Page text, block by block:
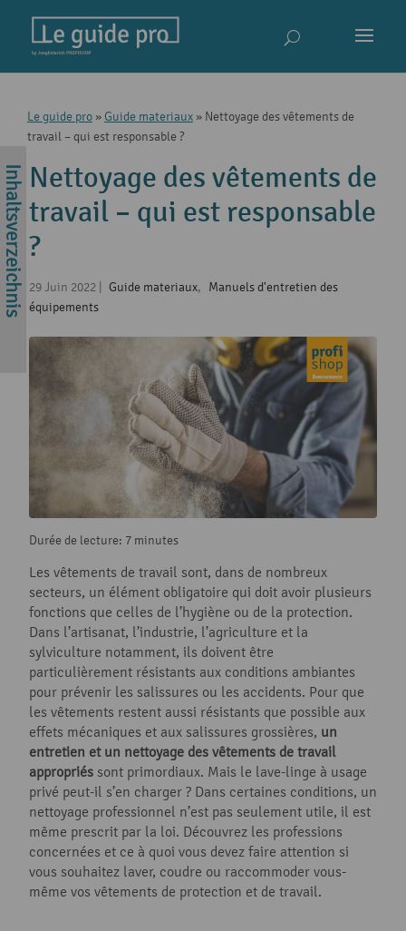
Le guide pro » Guide materiaux » Nettoyage des vêtements de
travail – qui est responsable ?
Nettoyage des vêtements de
travail – qui est responsable
?
29 Juin 2022 Guide materiaux, Manuels d'entretien des
équipements
Durée de lecture: 7 minutes
Les vêtements de travail sont, dans de nombreux
secteurs, un élément obligatoire qui doit avoir plusieurs
fonctions que celles de l’hygiène ou de la protection.
Dans l’artisanat, l’industrie, l’agriculture et la
sylviculture notamment, ils doivent être
particulièrement résistants aux conditions ambiantes
pour prévenir les salissures ou les accidents. Pour que
les vêtements restent aussi résistants que possible aux
effets mécaniques et aux salissures grossières, un
entretien et un nettoyage des vêtements de travail
appropriés sont primordiaux. Mais le lave-linge à usage
privé peut-il s’en charger ? Dans certaines conditions, un
nettoyage professionnel n’est pas seulement utile, il est
même prescrit par la loi. Découvrez les professions
concernées et ce à quoi vous devez faire attention si
vous souhaitez laver, coudre ou raccommoder vous-
même vos vêtements de protection et de travail.